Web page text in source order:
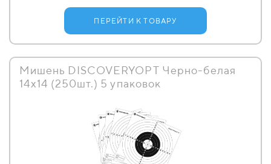
ПЕРЕЙТИ К ТОВАРУ
Мишень DISCOVERYOPT Черно-белая
14х14 (250шт.) 5 упаковок